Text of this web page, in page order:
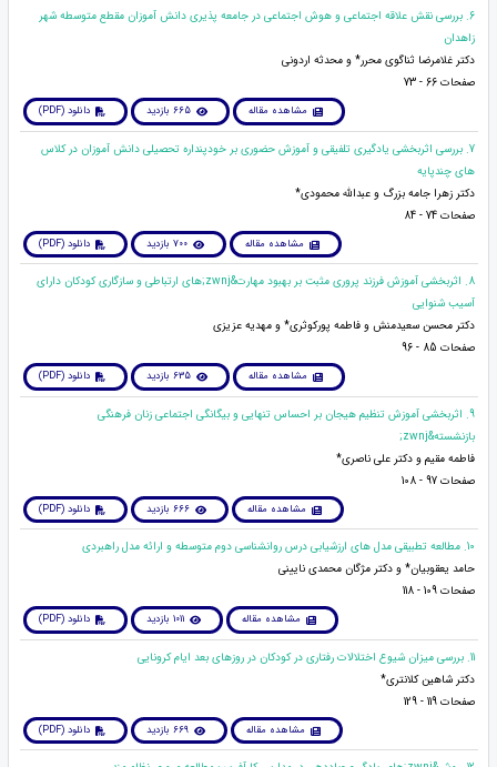
6. بررسی نقش علاقه اجتماعی و هوش اجتماعی در جامعه پذیری دانش آموزان مقطع متوسطه شهر
زاهدان
دکتر غلامرضا ثناگوی محرر* و محدثه اردونی
صفحات 66 - 73
مشاهده مقاله 665 بازدید دانلود (PDF)
7. بررسی اثربخشی یادگیری تلفیقی و آموزش حضوری بر خودپنداره تحصیلی دانش آموزان در کلاس
های چندپایه
دکتر زهرا جامه بزرگ و عبدالله محمودی*
صفحات 74 - 84
مشاهده مقاله 700 بازدید دانلود (PDF)
8. اثربخشی آموزش فرزند پروری مثبت بر بهبود مهارت&zwnj;های ارتباطی و سازگاری کودکان دارای
آسیب شنوایی
دکتر محسن سعیدمنش و فاطمه پورکوثری* و مهدیه عزیزی
صفحات 85 - 96
مشاهده مقاله 635 بازدید دانلود (PDF)
9. اثربخشی آموزش تنظیم هیجان بر احساس تنهایی و بیگانگی اجتماعی زنان فرهنگی
بازنشسته&zwnj;
فاطمه مقیم و دکتر علی ناصری*
صفحات 97 - 108
مشاهده مقاله 666 بازدید دانلود (PDF)
10. مطالعه تطبیقی مدل های ارزشیابی درس روانشناسی دوم متوسطه و ارائه مدل راهبردی
حامد یعقوبیان* و دکتر مژگان محمدی نایینی
صفحات 109 - 118
مشاهده مقاله 1011 بازدید دانلود (PDF)
11. بررسی میزان شیوع اختلالات رفتاری در کودکان در روزهای بعد ایام کرونایی
دکتر شاهین کلانتری*
صفحات 119 - 129
مشاهده مقاله 669 بازدید دانلود (PDF)